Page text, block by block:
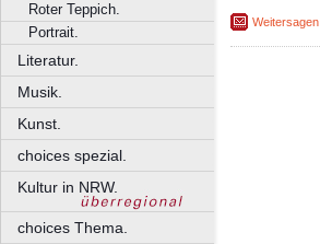
Roter Teppich.
Portrait.
Literatur.
Musik.
Kunst.
choices spezial.
Kultur in NRW.
choices Thema.
Weitersagen